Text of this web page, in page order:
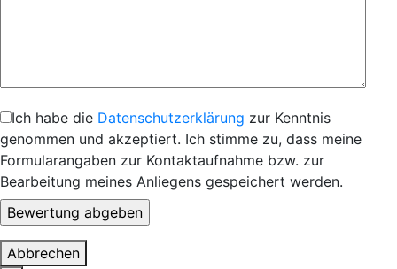
Ich habe die Datenschutzerklärung zur Kenntnis
genommen und akzeptiert. Ich stimme zu, dass meine
Formularangaben zur Kontaktaufnahme bzw. zur
Bearbeitung meines Anliegens gespeichert werden.
Abbrechen